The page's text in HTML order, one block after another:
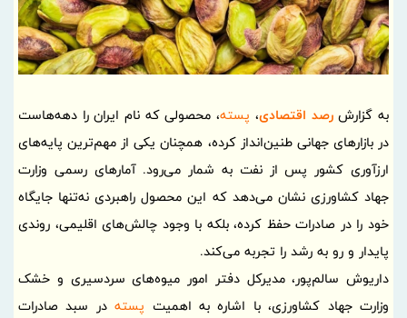
به گزارشرصد اقتصادی، پسته، محصولی که نام ایران را دهه‌هاست
در بازارهای جهانی طنین‌انداز کرده، همچنان یکی از مهم‌ترین پایه‌های
ارزآوری کشور پس از نفت به شمار می‌رود. آمارهای رسمی وزارت
جهاد کشاورزی نشان می‌دهد که این محصول راهبردی نه‌تنها جایگاه
خود را در صادرات حفظ کرده، بلکه با وجود چالش‌های اقلیمی، روندی
پایدار و رو به رشد را تجربه می‌کند.
داریوش سالم‌پور، مدیرکل دفتر امور میوه‌های سردسیری و خشک
وزارت جهاد کشاورزی، با اشاره به اهمیت پستهدر سبد صادرات